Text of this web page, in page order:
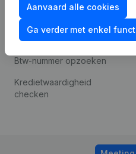
Aanvaard alle cookies
Ga verder met enkel
Compliance &
fraudepreventie
Jaarrekening raadplegen
Btw-nummer opzoeken
Kredietwaardigheid
checken